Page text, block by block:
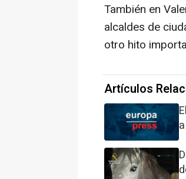
También en
alcaldes de
otro hito
Artículos